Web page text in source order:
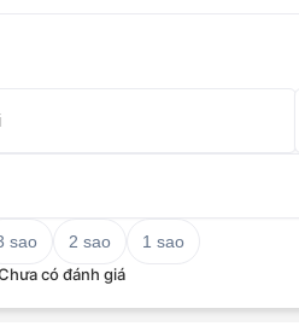
đồng.
sản phẩm
hãng tại
ngay các
sao 2 sao
1 sao
có đánh giá